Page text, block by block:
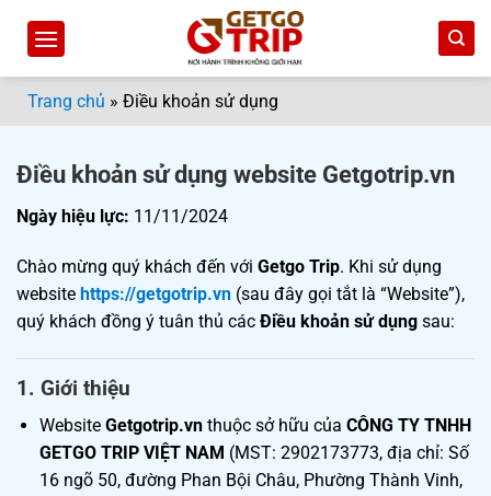
dungTrang chủ » Điều khoản sử dụng
Điều khoản sử dụng website Getgotrip.vn
Ngày hiệu lực: 11/11/2024
Chào mừng quý khách đến với Getgo Trip. Khi sử dụng
website https://getgotrip.vn (sau đây gọi tắt là “Website”),
quý khách đồng ý tuân thủ các Điều khoản sử dụng sau:
1. Giới thiệu
Website Getgotrip.vnthuộc sở hữu của CÔNG TY TNHH
GETGO TRIP VIỆT NAM (MST: 2902173773, địa chỉ: Số
16 ngõ 50, đường Phan Bội Châu, Phường Thành Vinh,